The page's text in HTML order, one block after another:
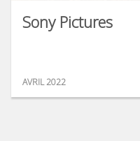
Sony Pictures
AVRIL 2022